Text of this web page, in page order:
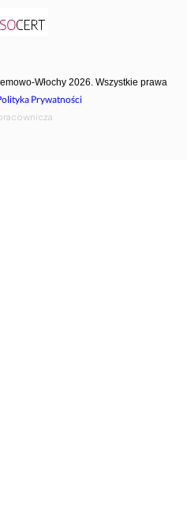
Włochy 2026. Wszystkie prawa
Prywatności